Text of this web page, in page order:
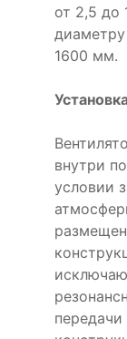
от 2,5 до
1600 мм.
внутри
условии